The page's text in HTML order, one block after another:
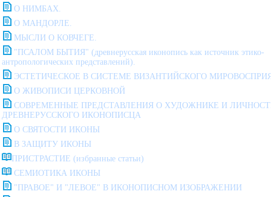
О НИМБАХ.
О МАНДОРЛЕ.
МЫСЛИ О КОВЧЕГЕ.
"ПСАЛОМ БЫТИЯ" (древнерусская иконопись как источник этико-
антропологических представлений).
ЭСТЕТИЧЕСКОЕ В СИСТЕМЕ ВИЗАНТИЙСКОГО
О ЖИВОПИСИ ЦЕРКОВНОЙ
СОВРЕМЕННЫЕ ПРЕДСТАВЛЕНИЯ О ХУДОЖНИКЕ И
ДРЕВНЕРУССКОГО ИКОНОПИСЦА
О СВЯТОСТИ ИКОНЫ
В ЗАЩИТУ ИКОНЫ
ПРИСТРАСТИЕ (избранные статьи)
СЕМИОТИКА ИКОНЫ
"ПРАВОЕ" И "ЛЕВОЕ" В ИКОНОПИСНОМ ИЗОБРАЖЕНИИ